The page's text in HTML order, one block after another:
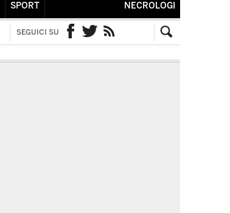
SPORT NECROLOGI
SEGUICI SU